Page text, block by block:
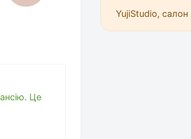
Це
YujiStudio, салон